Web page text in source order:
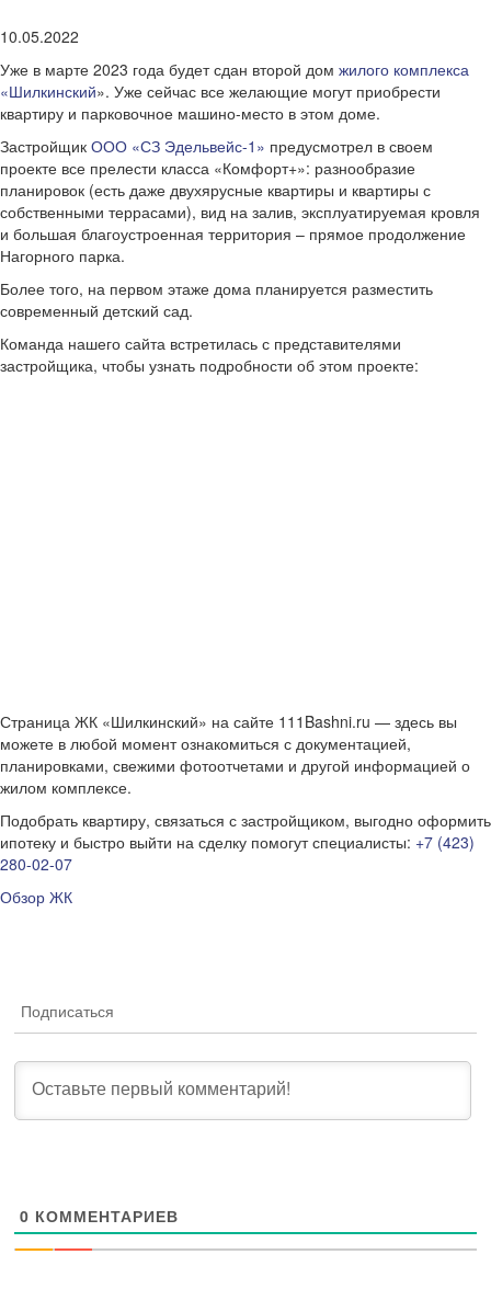
10.05.2022
Уже в марте 2023 года будет сдан второй дом жилого комплекса
«Шилкинский». Уже сейчас все желающие могут приобрести
квартиру и парковочное машино-место в этом доме.
Застройщик ООО «СЗ Эдельвейс-1» предусмотрел в своем
проекте все прелести класса «Комфорт+»: разнообразие
планировок (есть даже двухярусные квартиры и квартиры с
собственными террасами), вид на залив, эксплуатируемая кровля
и большая благоустроенная территория – прямое продолжение
Нагорного парка.
Более того, на первом этаже дома планируется разместить
современный детский сад.
Команда нашего сайта встретилась с представителями
застройщика, чтобы узнать подробности об этом проекте:
Страница ЖК «Шилкинский» на сайте 111Bashni.ru — здесь вы
можете в любой момент ознакомиться с документацией,
планировками, свежими фотоотчетами и другой информацией о
жилом комплексе.
Подобрать квартиру, связаться с застройщиком, выгодно оформить
ипотеку и быстро выйти на сделку помогут специалисты: +7 (423)
280-02-07
Обзор ЖК
Подписаться
0 КОММЕНТАРИЕВ